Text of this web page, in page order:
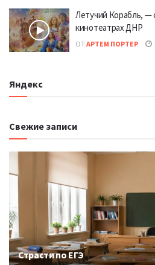
Летучий Корабль, —
кинотеатрах ДНР
ОТ АРТЕМ ПОРТЕР
Яндекс
Свежие записи
Страсти по ЕГЭ